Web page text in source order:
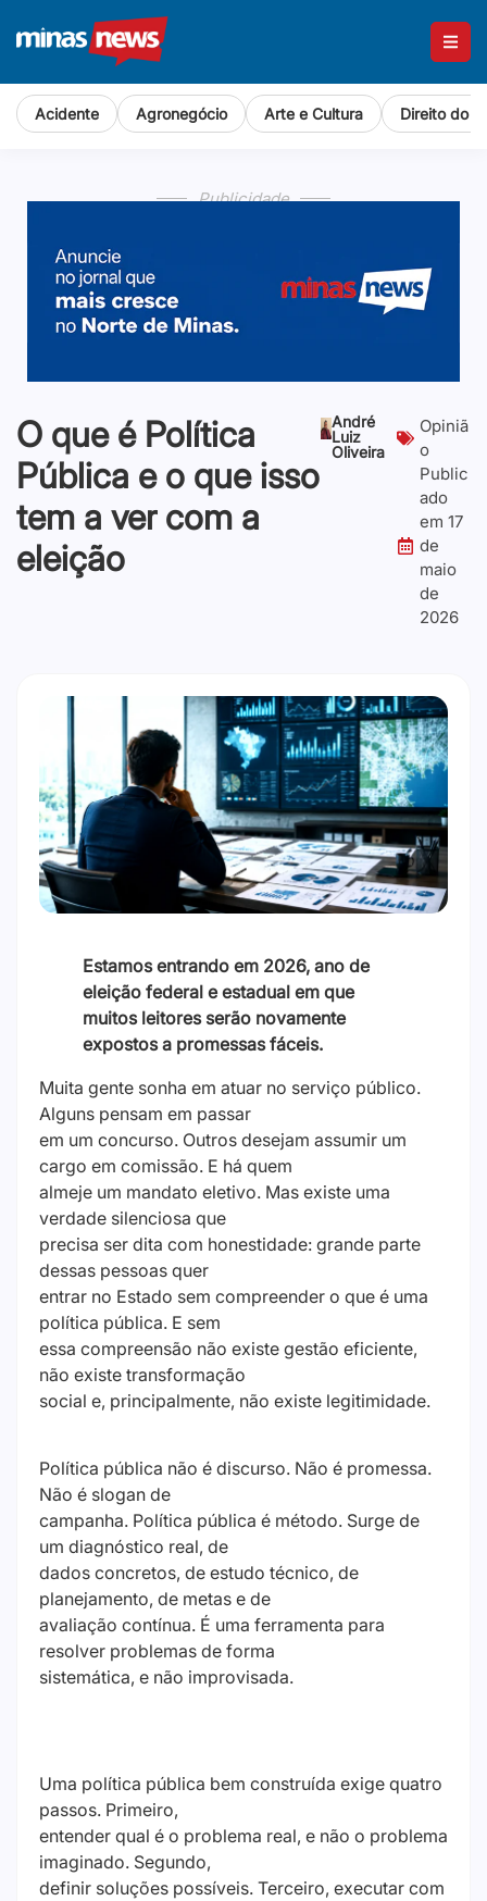
Acidente Agronegócio Arte e Cultura Direito do
Publicidade
André
Luiz
Oliveira
Opiniã
o
Public
ado
em 17
de
maio
de
2026
O que é Política
Pública e o que isso
tem a ver com a
eleição
Estamos entrando em 2026, ano de
eleição federal e estadual em que
muitos leitores serão novamente
expostos a promessas fáceis.
Muita gente sonha em atuar no serviço público.
Alguns pensam em passar
em um concurso. Outros desejam assumir um
cargo em comissão. E há quem
almeje um mandato eletivo. Mas existe uma
verdade silenciosa que
precisa ser dita com honestidade: grande parte
dessas pessoas quer
entrar no Estado sem compreender o que é uma
política pública. E sem
essa compreensão não existe gestão eficiente,
não existe transformação
social e, principalmente, não existe legitimidade.
Política pública não é discurso. Não é promessa.
Não é slogan de
campanha. Política pública é método. Surge de
um diagnóstico real, de
dados concretos, de estudo técnico, de
planejamento, de metas e de
avaliação contínua. É uma ferramenta para
resolver problemas de forma
sistemática, e não improvisada.
Uma política pública bem construída exige quatro
passos. Primeiro,
entender qual é o problema real, e não o problema
imaginado. Segundo,
definir soluções possíveis. Terceiro, executar com